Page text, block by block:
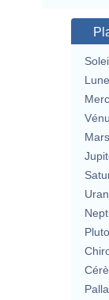
Lune
Mars